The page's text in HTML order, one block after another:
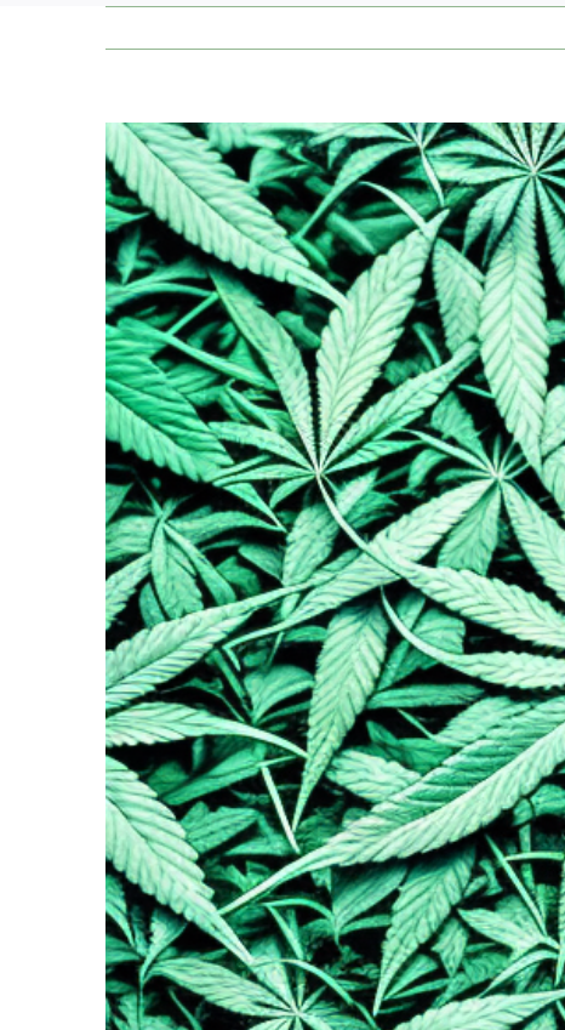
Zeige
grösseres
Bild